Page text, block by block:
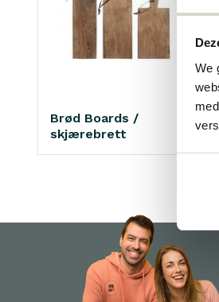
We
Brød Boards /
skjærebrett